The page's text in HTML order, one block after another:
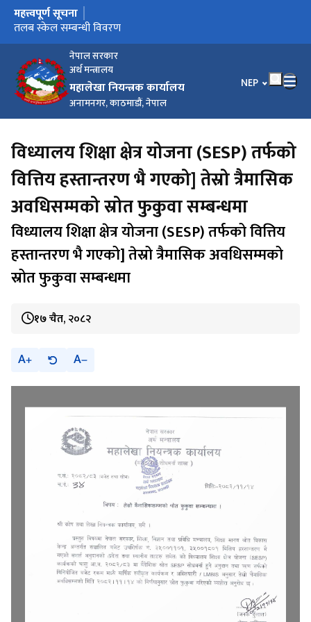
नेपाल सरकार
अर्थ मन्त्रालय
महालेखा नियन्त्रक कार्यालय
अनामनगर, काठमाडौं, नेपाल
भाषा चयन गर्नुहोस्
NEP
मुख्य नेभिगेसनमा जानुहोस्
महत्त्वपूर्ण सूचना
सुत्र प्रणाली सञ्चालन सम्बन्धी सूचना
तलब स्केल सम्बन्धी विवरण
महंगी भत्ता, पोशाक भत्ता र विशेष भत्ता सम्बन्धी विवरण
धरौटी तथा कार्य सञ्चालन कोष विविध खाताको रकम सदरस्याहा गर्ने
सम्बन्धी सूचना
e-Pension Verification User Manual
विध्यालय शिक्षा क्षेत्र योजना (SESP) तर्फको
वित्तिय हस्तान्तरण भै गएको] तेस्रो त्रैमासिक
अवधिसम्मको स्रोत फुकुवा सम्बन्धमा
विध्यालय शिक्षा क्षेत्र योजना (SESP) तर्फको वित्तिय
हस्तान्तरण भै गएको] तेस्रो त्रैमासिक अवधिसम्मको
स्रोत फुकुवा सम्बन्धमा
१७ चैत, २०८२
A A